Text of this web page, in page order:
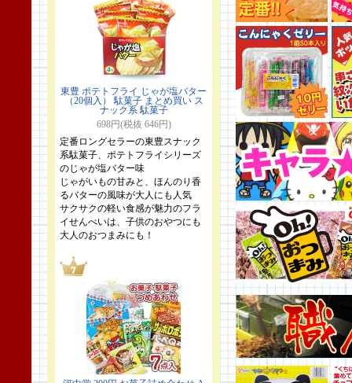
東豊 ポテトフライ じゃが塩バター
（20個入） 駄菓子 まとめ買い ス
ナック系 駄菓子
698円(税抜 646円)
定番ロングセラーの東豊スナック
系駄菓子、ポテトフライシリーズ
のじゃが塩バター味
じゃがいもの甘みと、ほんのり香
るバターの風味が大人にも人気
サクサクの軽い食感が魅力のフラ
イせんべいは、子供のおやつにも
大人のおつまみにも！